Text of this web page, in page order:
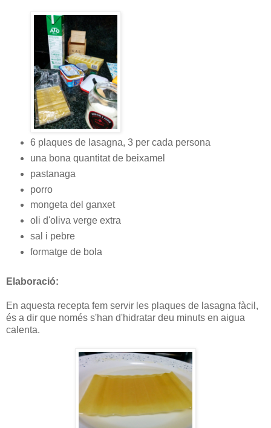
6 plaques de lasagna, 3 per cada persona
una bona quantitat de beixamel
pastanaga
porro
mongeta del ganxet
oli d'oliva verge extra
sal i pebre
formatge de bola
Elaboració:
En aquesta recepta fem servir les plaques de lasagna fàcil,
és a dir que només s'han d'hidratar deu minuts en aigua
calenta.